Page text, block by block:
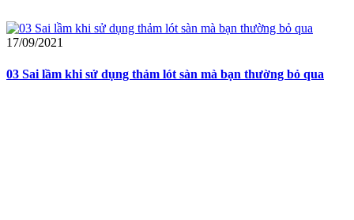
17/09/2021
03 Sai lầm khi sử dụng thảm lót sàn mà bạn thường bỏ qua